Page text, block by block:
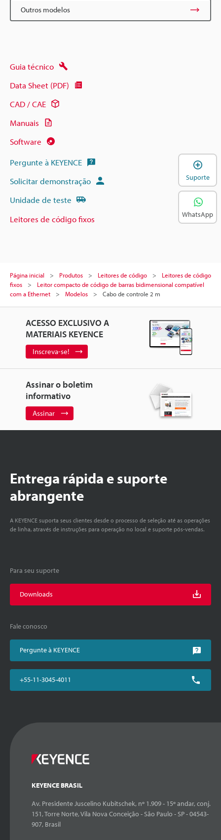
Outros modelos
Guia técnico
Data Sheet (PDF)
CAD / CAE
Manuais
Software
Pergunte à KEYENCE
Solicitar demonstração
Unidade de teste
Leitores de código fixos
Página inicial Produtos Leitores de código
Leitores de código
fixos
Leitor compacto de código de barras bidimensional compatível
com a Ethernet
Modelos Cabo de controle 2 m
ACESSO EXCLUSIVO A
MATERIAIS KEYENCE
Inscreva-se!
Assinar o boletim
informativo
Assinar
Entrega rápida e suporte
abrangente
A KEYENCE suporta seus clientes desde o processo de seleção até as operações
de linha, através de instruções para operação no local e suporte pós-vendas.
Para seu suporte
Downloads
Fale conosco
Pergunte à KEYENCE
+55-11-3045-4011
KEYENCE BRASIL
Av. Presidente Juscelino Kubitschek, nº 1.909 - 15º andar, conj.
151, Torre Norte, Vila Nova Conceição - São Paulo - SP - 04543-
907, Brasil
Suporte
WhatsApp